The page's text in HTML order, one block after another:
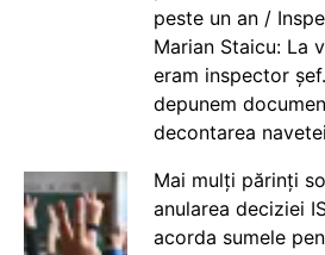
peste un an /
Marian Staicu: La
eram inspector
depunem
decontarea navetei
Mai mulți părinți
anularea deciziei
acorda sumele